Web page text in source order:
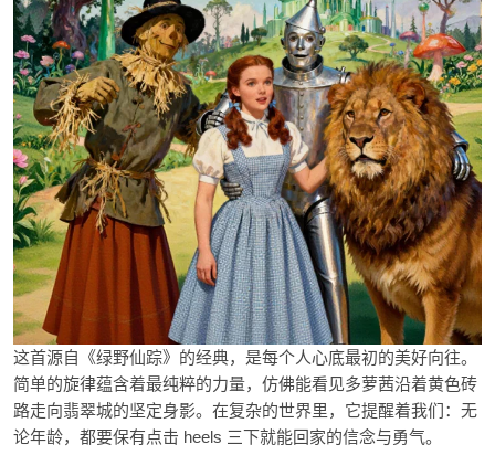
这首源自《绿野仙踪》的经典，是每个人心底最初的美好向往。
简单的旋律蕴含着最纯粹的力量，仿佛能看见多萝茜沿着黄色砖
路走向翡翠城的坚定身影。在复杂的世界里，它提醒着我们：无
论年龄，都要保有点击 heels 三下就能回家的信念与勇气。